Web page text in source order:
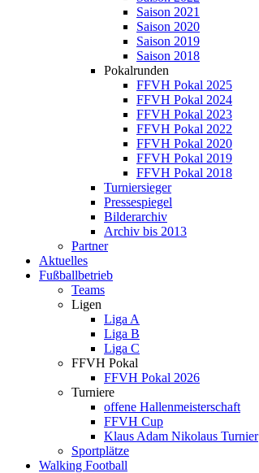
Saison 2021
Saison 2020
Saison 2019
Saison 2018
Pokalrunden
FFVH Pokal 2025
FFVH Pokal 2024
FFVH Pokal 2023
FFVH Pokal 2022
FFVH Pokal 2020
FFVH Pokal 2019
FFVH Pokal 2018
Turniersieger
Pressespiegel
Bilderarchiv
Archiv bis 2013
Partner
Aktuelles
Fußballbetrieb
Teams
Ligen
Liga A
Liga B
Liga C
FFVH Pokal
FFVH Pokal 2026
Turniere
offene Hallenmeisterschaft
FFVH Cup
Klaus Adam Nikolaus Turnier
Sportplätze
Walking Football